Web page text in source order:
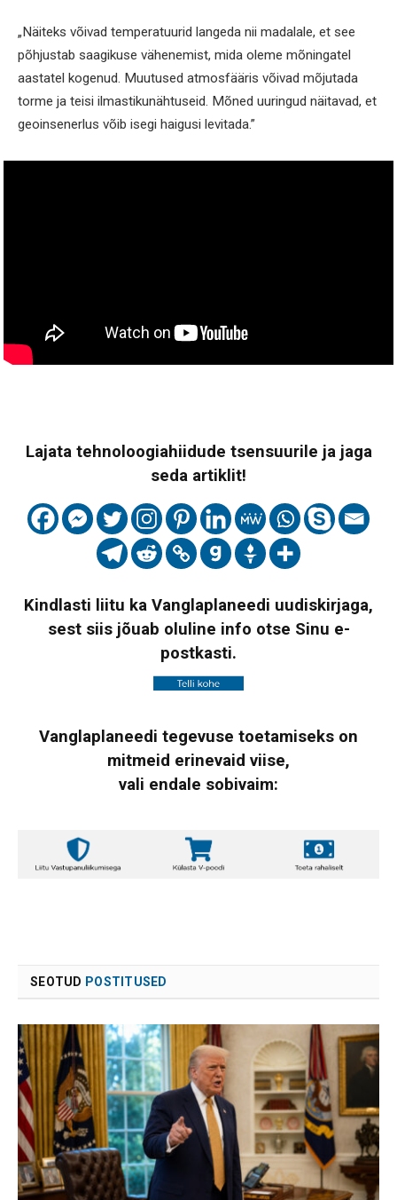
„Näiteks võivad temperatuurid langeda nii madalale, et see
põhjustab saagikuse vähenemist, mida oleme mõningatel
aastatel kogenud. Muutused atmosfääris võivad mõjutada
torme ja teisi ilmastikunähtuseid. Mõned uuringud näitavad, et
geoinsenerlus võib isegi haigusi levitada.”
Lajata tehnoloogiahiidude tsensuurile ja jaga
seda artiklit!
Kindlasti liitu ka Vanglaplaneedi uudiskirjaga,
sest siis jõuab oluline info otse Sinu e-
postkasti.
Vanglaplaneedi tegevuse toetamiseks on
mitmeid erinevaid viise,
vali endale sobivaim:
SEOTUD POSTITUSED